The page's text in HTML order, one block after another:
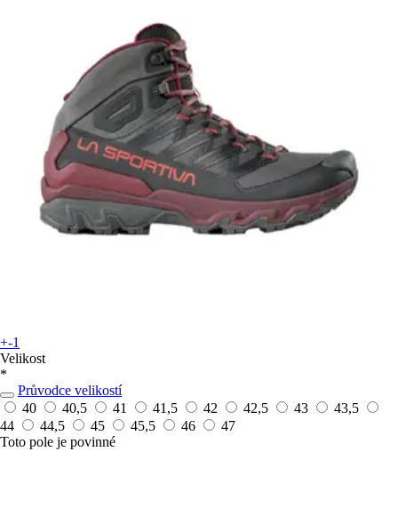
+-1
Velikost
*
Průvodce velikostí
40
40,5 41 41,5 42 42,5 43
43,5
44
44,5 45 45,5 46
47
Toto pole je povinné